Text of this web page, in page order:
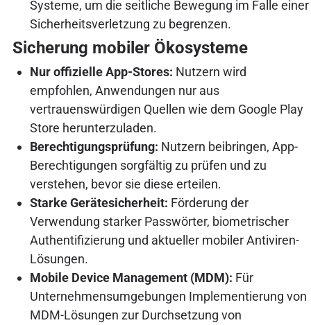
Systeme, um die seitliche Bewegung im Falle einer
Sicherheitsverletzung zu begrenzen.
Sicherung mobiler Ökosysteme
Nur offizielle App-Stores: Nutzern wird
empfohlen, Anwendungen nur aus
vertrauenswürdigen Quellen wie dem Google Play
Store herunterzuladen.
Berechtigungsprüfung: Nutzern beibringen, App-
Berechtigungen sorgfältig zu prüfen und zu
verstehen, bevor sie diese erteilen.
Starke Gerätesicherheit: Förderung der
Verwendung starker Passwörter, biometrischer
Authentifizierung und aktueller mobiler Antiviren-
Lösungen.
Mobile Device Management (MDM): Für
Unternehmensumgebungen Implementierung von
MDM-Lösungen zur Durchsetzung von